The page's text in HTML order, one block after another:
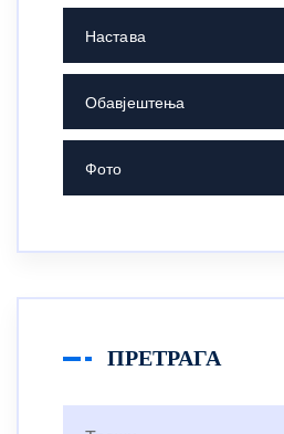
Настава
Обавјештења
Фото
ПРЕТРАГА